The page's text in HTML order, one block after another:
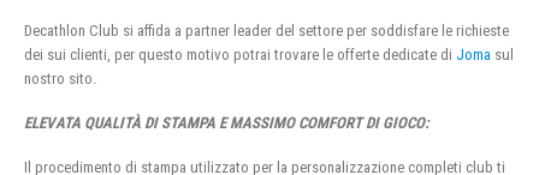
Decathlon Club si affida a partner leader del settore per soddisfare le richieste
dei sui clienti, per questo motivo potrai trovare le offerte dedicate di Joma sul
nostro sito.
ELEVATA QUALITÀ DI STAMPA E MASSIMO COMFORT DI GIOCO:
Il procedimento di stampa utilizzato per la personalizzazione completi club ti